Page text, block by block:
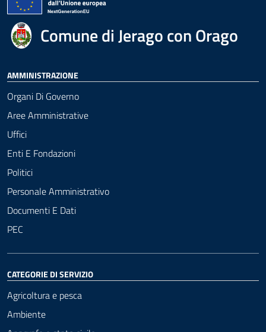
Comune di Jerago con Orago
AMMINISTRAZIONE
Organi Di Governo
Aree Amministrative
Uffici
Enti E Fondazioni
Politici
Personale Amministrativo
Documenti E Dati
PEC
CATEGORIE DI SERVIZIO
Agricoltura e pesca
Ambiente